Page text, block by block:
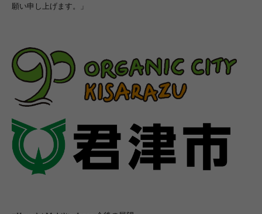
願い申し上げます。」